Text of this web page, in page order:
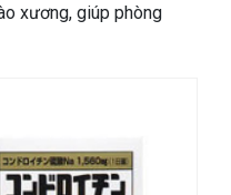
xương, giúp phòng